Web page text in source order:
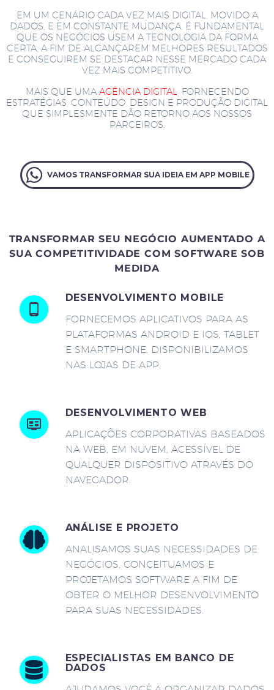
EM UM CENÁRIO CADA VEZ MAIS DIGITAL, MOVIDO A
DADOS, E EM CONSTANTE MUDANÇA, É FUNDAMENTAL
QUE OS NEGÓCIOS USEM A TECNOLOGIA DA FORMA
CERTA, A FIM DE ALCANÇAREM MELHORES RESULTADOS
E CONSEGUIREM SE DESTACAR NESSE MERCADO CADA
VEZ MAIS COMPETITIVO.
MAIS QUE UMA AGÊNCIA DIGITAL
, FORNECENDO
ESTRATÉGIAS, CONTEÚDO, DESIGN E PRODUÇÃO DIGITAL
QUE SIMPLESMENTE DÃO RETORNO AOS NOSSOS
PARCEIROS.
VAMOS TRANSFORMAR SUA IDEIA EM APP MOBILE
TRANSFORMAR SEU NEGÓCIO AUMENTADO A
SUA COMPETITIVIDADE COM SOFTWARE SOB
MEDIDA
DESENVOLVIMENTO MOBILE
FORNECEMOS APLICATIVOS PARA AS
PLATAFORMAS ANDROID E IOS, TABLET
E SMARTPHONE. DISPONIBILIZAMOS
NAS LOJAS DE APP.
DESENVOLVIMENTO WEB
APLICAÇÕES CORPORATIVAS BASEADOS
NA WEB, EM NUVEM, ACESSÍVEL DE
QUALQUER DISPOSITIVO ATRAVÉS DO
NAVEGADOR.
ANÁLISE E PROJETO
ANALISAMOS SUAS NECESSIDADES DE
NEGÓCIOS, CONCEITUAMOS E
PROJETAMOS SOFTWARE A FIM DE
OBTER O MELHOR DESENVOLVIMENTO
PARA SUAS NECESSIDADES.
ESPECIALISTAS EM BANCO DE
DADOS